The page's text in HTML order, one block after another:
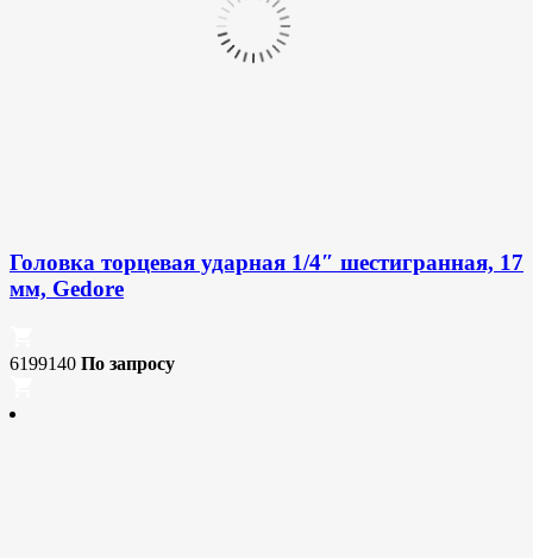
Головка торцевая ударная 1/4″ шестигранная, 17
мм, Gedore
6199140 По запросу